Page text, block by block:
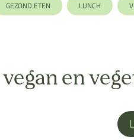
GEZOND ETEN LUNCH
en